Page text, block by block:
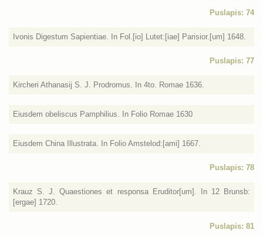
Puslapis: 74
Ivonis Digestum Sapientiae. In Fol.[io] Lutet:[iae] Parisior.[um] 1648.
Puslapis: 77
Kircheri Athanasij S. J. Prodromus. In 4to. Romae 1636.
Eiusdem obeliscus Pamphilius. In Folio Romae 1630
Eiusdem China Illustrata. In Folio Amstelod:[ami] 1667.
Puslapis: 78
Krauz S. J. Quaestiones et responsa Eruditor[um]. In 12 Brunsb:
[ergae] 1720.
Puslapis: 81